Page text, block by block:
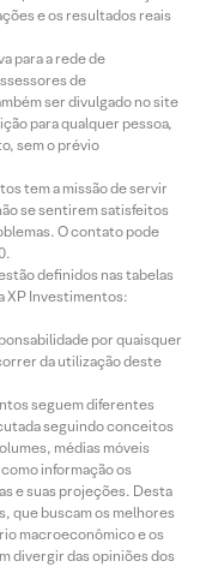
e os resultados reais
para a rede de
de
ser divulgado no site
para qualquer pessoa,
sem o prévio
tem a missão de servir
se sentirem satisfeitos
O contato pode
definidos nas tabelas
XP Investimentos:
por quaisquer
da utilização deste
seguem diferentes
seguindo conceitos
médias móveis
informação os
e suas projeções. Desta
que buscam os melhores
macroeconômico e os
divergir das opiniões dos